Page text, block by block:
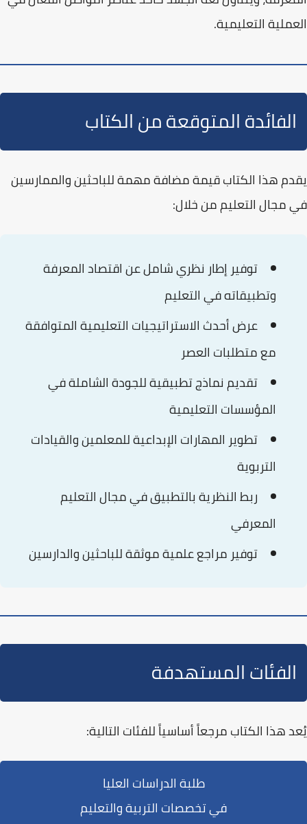
العملية التعليمية.
الفائدة المتوقعة من الكتاب
يقدم هذا الكتابقيمة مضافةمهمة للباحثين والممارسين
في مجال التعليم من خلال:
توفير إطار نظري شاملعن اقتصاد المعرفة
وتطبيقاته في التعليم
عرضأحدث الاستراتيجيات التعليمية المتوافقة
مع متطلبات العصر
تقديمنماذج تطبيقيةللجودة الشاملة في
المؤسسات التعليمية
تطوير المهارات الإبداعيةللمعلمين والقيادات
التربوية
ربطالنظرية بالتطبيقفي مجال التعليم
المعرفي
توفير مراجع علميةموثقة للباحثين والدارسين
الفئات المستهدفة
يُعد هذا الكتابمرجعاً أساسياًللفئات التالية:
طلبة الدراسات العليا
في تخصصات التربية والتعليم